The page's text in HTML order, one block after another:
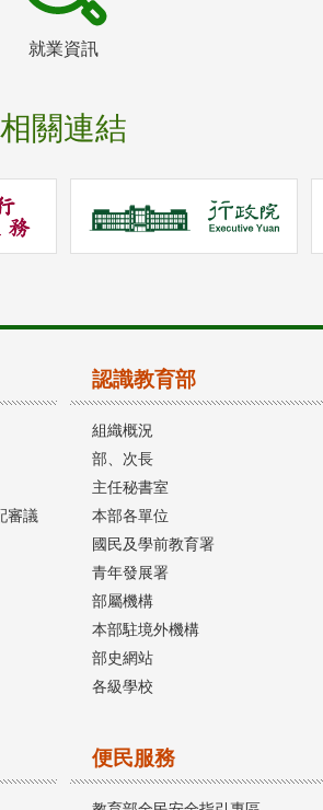
就業資訊
相關連結
審議
認識教育部
組織概況
部、次長
主任秘書室
本部各單位
國民及學前教育署
青年發展署
部屬機構
本部駐境外機構
部史網站
各級學校
便民服務